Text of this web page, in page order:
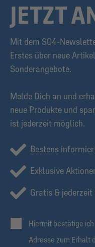
JETZT
Mit dem S04-
Erstes über neue
Sonderangebote.
Melde Dich an und
neue Produkte und
ist jederzeit möglich.
Bestens
Exklusive
Gratis &
Hiermit bestätige
Adresse zum Erhalt